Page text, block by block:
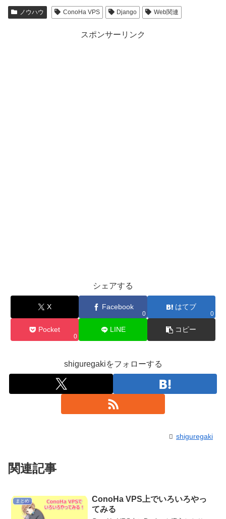
ノウハウ ConoHa VPS Django Web関連
スポンサーリンク
シェアする
X Facebook
0
はてブ
0
Pocket
0
LINE コピー
shiguregakiをフォローする
shiguregaki
関連記事
まとめ
ConoHa VPS上でいろいろやっ
てみる